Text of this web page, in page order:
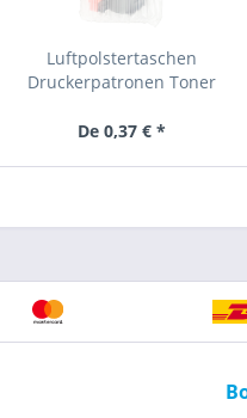
Luftpolstertaschen
Druckerpatronen Toner
De 0,37 € *